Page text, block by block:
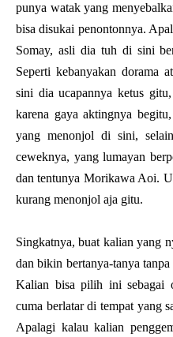
punya watak yang
bisa disukai penontonnya.
Somay, asli dia tuh di sini
Seperti kebanyakan dorama
sini dia ucapannya ketus
karena gaya aktingnya
yang menonjol di sini,
ceweknya, yang lumayan
dan tentunya Morikawa Aoi.
kurang menonjol aja gitu.
Singkatnya, buat kalian yang
dan bikin bertanya-tanya
Kalian bisa pilih ini sebagai
cuma berlatar di tempat yang
Apalagi kalau kalian